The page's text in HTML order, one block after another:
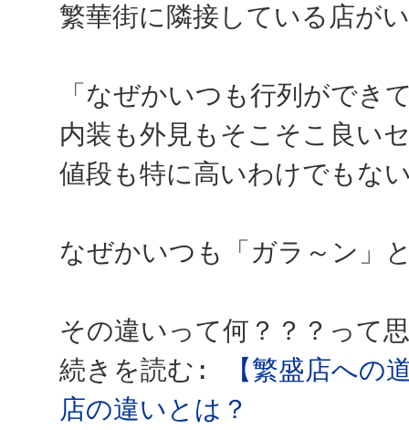
繁華街に隣接している店が
「なぜかいつも行列がで
内装も外見もそこそこ良い
値段も特に高いわけでもな
なぜかいつも「ガラ～ン」
その違いって何？？？って
続きを読む:
【繁盛店へ
店の違いとは？